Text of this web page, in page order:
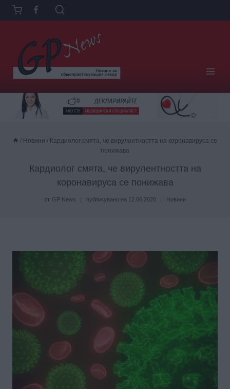
Към
съдържанието
/ Новини / Кардиолог смята, че вирулентността на коронавируса се
понижава
Кардиолог смята, че вирулентността на
коронавируса се понижава
от GP News публикувано на 12.06.2020 Новини